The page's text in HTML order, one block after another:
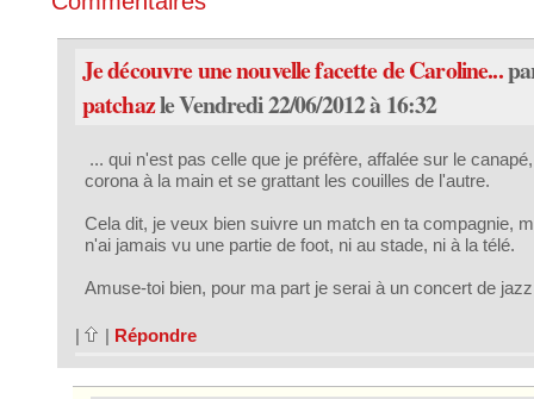
Je découvre une nouvelle facette de Caroline...
patchazle Vendredi 22/06/2012 à 16:32
... qui n'est pas celle que je préfère, affalée sur le
corona à la main et se grattant les couilles de l'autre.
Cela dit, je veux bien suivre un match en ta compagnie,
n'ai jamais vu une partie de foot, ni au stade, ni à la télé.
Amuse-toi bien, pour ma part je serai à un concert de
| | Répondre